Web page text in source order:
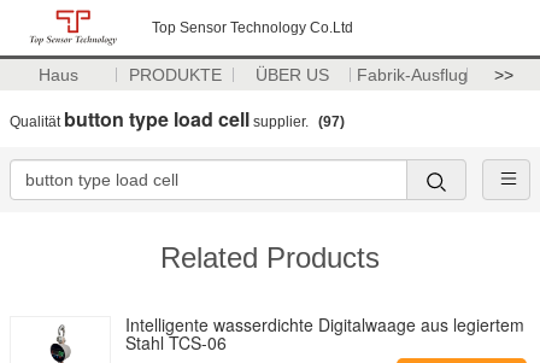
Top Sensor Technology Co.Ltd
Haus PRODUKTE ÜBER US Fabrik-Ausflug >>
Qualität button type load cell supplier. (97)
Related Products
Intelligente wasserdichte Digitalwaage aus legiertem
Stahl TCS-06